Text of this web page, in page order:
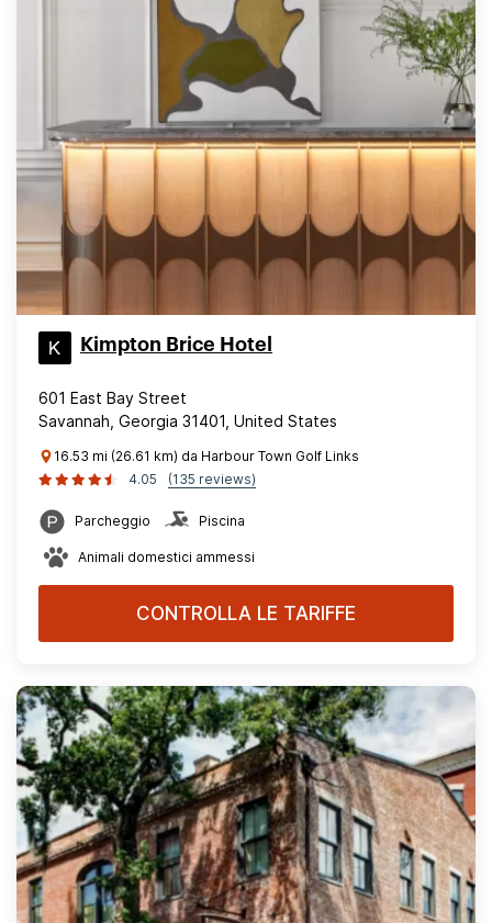
Kimpton Brice Hotel
601 East Bay Street
Savannah, Georgia 31401, United States
16.53 mi (26.61 km) da Harbour Town Golf Links
4.05
(135 reviews)
Parcheggio Piscina
Animali domestici ammessi
CONTROLLA LE TARIFFE